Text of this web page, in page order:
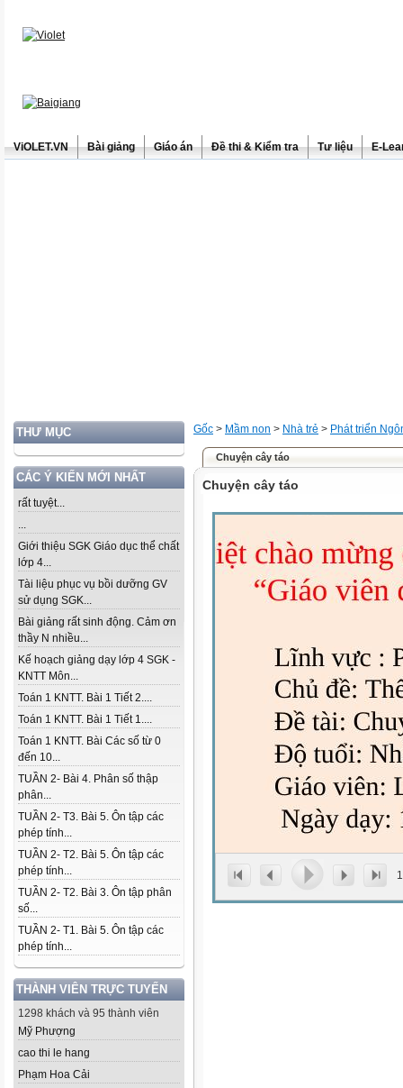
ViOLET.VN Bài giảng Giáo án Đề thi & Kiểm tra Tư liệu E-
THƯ MỤC
CÁC Ý KIẾN MỚI NHẤT
rất tuyệt...
...
Giới thiệu SGK Giáo dục thể chất
lớp 4...
Tài liệu phục vụ bồi dưỡng GV
sử dụng SGK...
Bài giảng rất sinh động. Cảm ơn
thầy N nhiều...
Kế hoạch giảng dạy lớp 4 SGK -
KNTT Môn...
Toán 1 KNTT. Bài 1 Tiết 2....
Toán 1 KNTT. Bài 1 Tiết 1....
Toán 1 KNTT. Bài Các số từ 0
đến 10...
TUẦN 2- Bài 4. Phân số thập
phân...
TUẦN 2- T3. Bài 5. Ôn tập các
phép tính...
TUẦN 2- T2. Bài 5. Ôn tập các
phép tính...
TUẦN 2- T2. Bài 3. Ôn tập phân
số...
TUẦN 2- T1. Bài 5. Ôn tập các
phép tính...
THÀNH VIÊN TRỰC TUYẾN
1298 khách và 95 thành viên
Mỹ Phượng
cao thi le hang
Phạm Hoa Cải
Gốc > Mầm non > Nhà trẻ > Phát triển
Chuyện cây táo
Chuyện cây táo
1